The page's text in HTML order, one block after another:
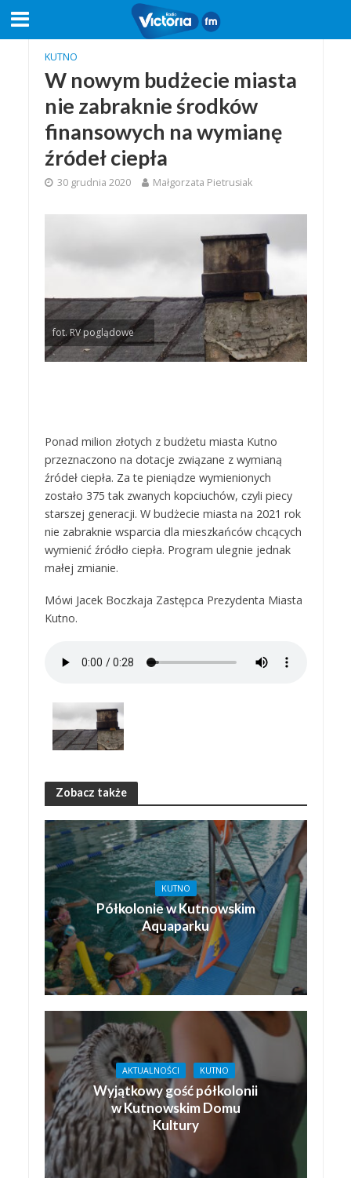
KUTNO
W nowym budżecie miasta
nie zabraknie środków
finansowych na wymianę
źródeł ciepła
30 grudnia 2020 Małgorzata Pietrusiak
fot. RV poglądowe
Ponad milion złotych z budżetu miasta Kutno
przeznaczono na dotacje związane z wymianą
źródeł ciepła. Za te pieniądze wymienionych
zostało 375 tak zwanych kopciuchów, czyli piecy
starszej generacji. W budżecie miasta na 2021 rok
nie zabraknie wsparcia dla mieszkańców chcących
wymienić źródło ciepła. Program ulegnie jednak
małej zmianie.
Mówi Jacek Boczkaja Zastępca Prezydenta Miasta
Kutno.
Zobacz także
KUTNO
Półkolonie w Kutnowskim
Aquaparku
AKTUALNOŚCI KUTNO
Wyjątkowy gość półkolonii
w Kutnowskim Domu
Kultury